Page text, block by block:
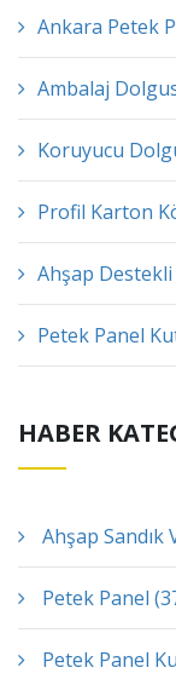
Ankara Petek
Ambalaj
Koruyucu
Profil Karton
Ahşap
Petek Panel
HABER
Ahşap Sandık
Petek Panel
Petek Panel